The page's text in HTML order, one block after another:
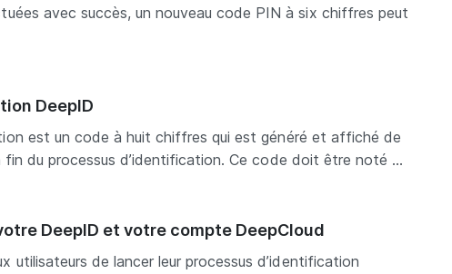
avec succès, un nouveau code PIN à six chiffres peut
DeepID
est un code à huit chiffres qui est généré et affiché de
fin du processus d’identification. Ce code doit être noté ...
DeepID et votre compte DeepCloud
utilisateurs de lancer leur processus d’identification